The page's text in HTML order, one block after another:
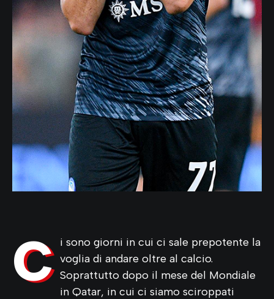
C i sono giorni in cui ci sale prepotente la
voglia di andare oltre al calcio.
Soprattutto dopo il mese del Mondiale
in Qatar, in cui ci siamo sciroppati